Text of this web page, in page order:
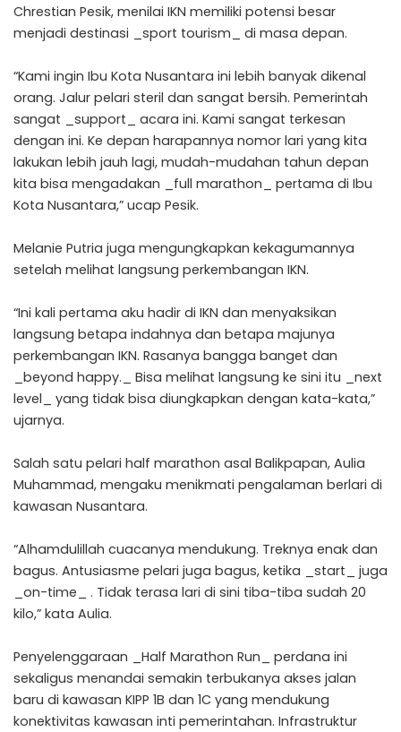
Chrestian Pesik, menilai IKN memiliki potensi besar
menjadi destinasi _sport tourism_ di masa depan.
“Kami ingin Ibu Kota Nusantara ini lebih banyak dikenal
orang. Jalur pelari steril dan sangat bersih. Pemerintah
sangat _support_ acara ini. Kami sangat terkesan
dengan ini. Ke depan harapannya nomor lari yang kita
lakukan lebih jauh lagi, mudah-mudahan tahun depan
kita bisa mengadakan _full marathon_ pertama di Ibu
Kota Nusantara,” ucap Pesik.
Melanie Putria juga mengungkapkan kekagumannya
setelah melihat langsung perkembangan IKN.
“Ini kali pertama aku hadir di IKN dan menyaksikan
langsung betapa indahnya dan betapa majunya
perkembangan IKN. Rasanya bangga banget dan
_beyond happy._ Bisa melihat langsung ke sini itu _next
level_ yang tidak bisa diungkapkan dengan kata-kata,”
ujarnya.
Salah satu pelari half marathon asal Balikpapan, Aulia
Muhammad, mengaku menikmati pengalaman berlari di
kawasan Nusantara.
“Alhamdulillah cuacanya mendukung. Treknya enak dan
bagus. Antusiasme pelari juga bagus, ketika _start_ juga
_on-time_ . Tidak terasa lari di sini tiba-tiba sudah 20
kilo,” kata Aulia.
Penyelenggaraan _Half Marathon Run_ perdana ini
sekaligus menandai semakin terbukanya akses jalan
baru di kawasan KIPP 1B dan 1C yang mendukung
konektivitas kawasan inti pemerintahan. Infrastruktur